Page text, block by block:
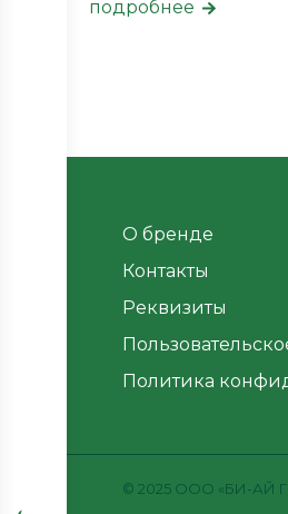
подробнее
О бренде
Контакты
Реквизиты
Политика
© 2025 OOО «БИ-АЙ